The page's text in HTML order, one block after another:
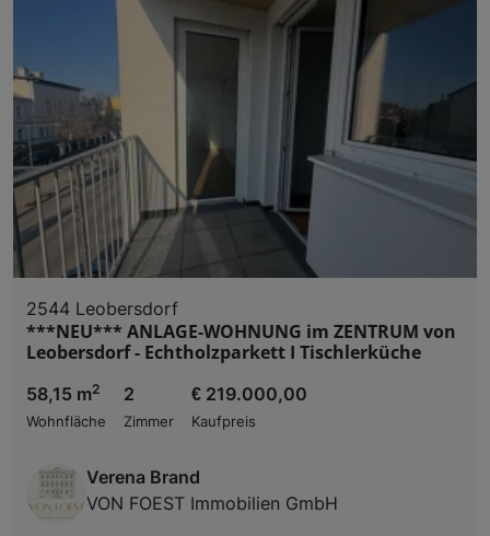
2544 Leobersdorf
***NEU*** ANLAGE-WOHNUNG im ZENTRUM von
Leobersdorf - Echtholzparkett I Tischlerküche
58,15 m2
Wohnfläche
2
Zimmer
€ 219.000,00
Kaufpreis
Verena Brand
VON FOEST Immobilien GmbH